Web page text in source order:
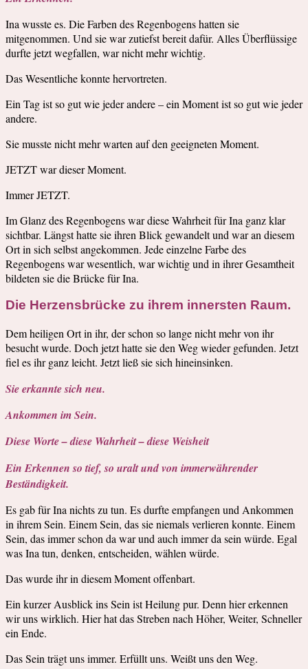
Ina wusste es. Die Farben des Regenbogens hatten sie
mitgenommen. Und sie war zutiefst bereit dafür. Alles Überflüssige
durfte jetzt wegfallen, war nicht mehr wichtig.
Das Wesentliche konnte hervortreten.
Ein Tag ist so gut wie jeder andere – ein Moment ist so gut wie jeder
andere.
Sie musste nicht mehr warten auf den geeigneten Moment.
JETZT war dieser Moment.
Immer JETZT.
Im Glanz des Regenbogens war diese Wahrheit für Ina ganz klar
sichtbar. Längst hatte sie ihren Blick gewandelt und war an diesem
Ort in sich selbst angekommen. Jede einzelne Farbe des
Regenbogens war wesentlich, war wichtig und in ihrer Gesamtheit
bildeten sie die Brücke für Ina.
Die Herzensbrücke zu ihrem innersten Raum.
Dem heiligen Ort in ihr, der schon so lange nicht mehr von ihr
besucht wurde. Doch jetzt hatte sie den Weg wieder gefunden. Jetzt
fiel es ihr ganz leicht. Jetzt ließ sie sich hineinsinken.
Sie erkannte sich neu.
Ankommen im Sein.
Diese Worte – diese Wahrheit – diese Weisheit
Ein Erkennen so tief, so uralt und von immerwährender
Beständigkeit.
Es gab für Ina nichts zu tun. Es durfte empfangen und Ankommen
in ihrem Sein. Einem Sein, das sie niemals verlieren konnte. Einem
Sein, das immer schon da war und auch immer da sein würde. Egal
was Ina tun, denken, entscheiden, wählen würde.
Das wurde ihr in diesem Moment offenbart.
Ein kurzer Ausblick ins Sein ist Heilung pur. Denn hier erkennen
wir uns wirklich. Hier hat das Streben nach Höher, Weiter, Schneller
ein Ende.
Das Sein trägt uns immer. Erfüllt uns. Weißt uns den Weg.